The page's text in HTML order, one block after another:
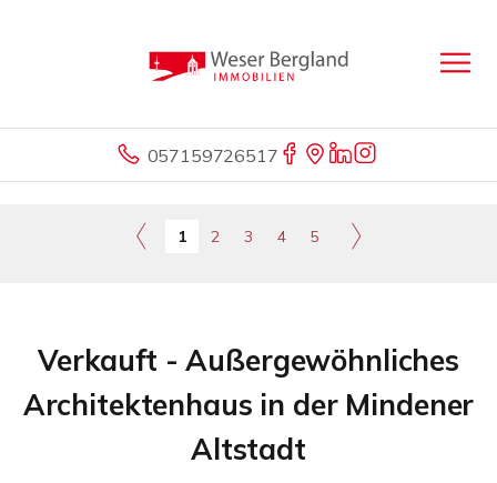
057159726517
1 2 3 4 5
Verkauft - Außergewöhnliches
Architektenhaus in der Mindener
Altstadt